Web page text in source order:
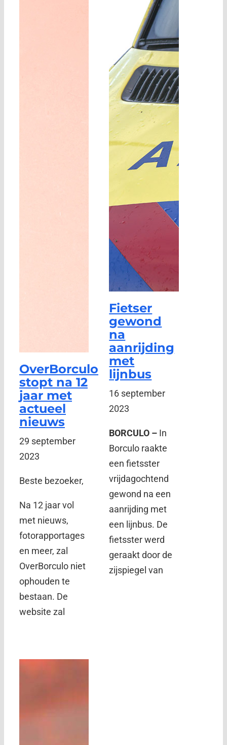
OverBorculo
stopt na 12
jaar met
actueel
nieuws
29 september
2023
Beste bezoeker,
Na 12 jaar vol
met nieuws,
fotorapportages
en meer, zal
OverBorculo niet
ophouden te
bestaan. De
website zal
Fietser
gewond
na
aanrijding
met
lijnbus
16 september
2023
BORCULO – In
Borculo raakte
een fietsster
vrijdagochtend
gewond na een
aanrijding met
een lijnbus. De
fietsster werd
geraakt door de
zijspiegel van